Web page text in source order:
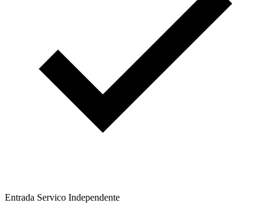
Entrada Servico Independente